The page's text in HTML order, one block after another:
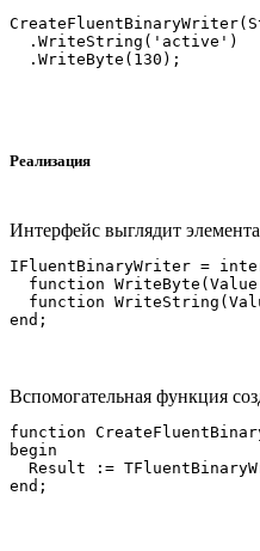
  .WriteString('active')
Реализация
Интерфейс выглядит
IFluentBinaryWriter =
function
function
Вспомогательная функция
function
begin
Result :=